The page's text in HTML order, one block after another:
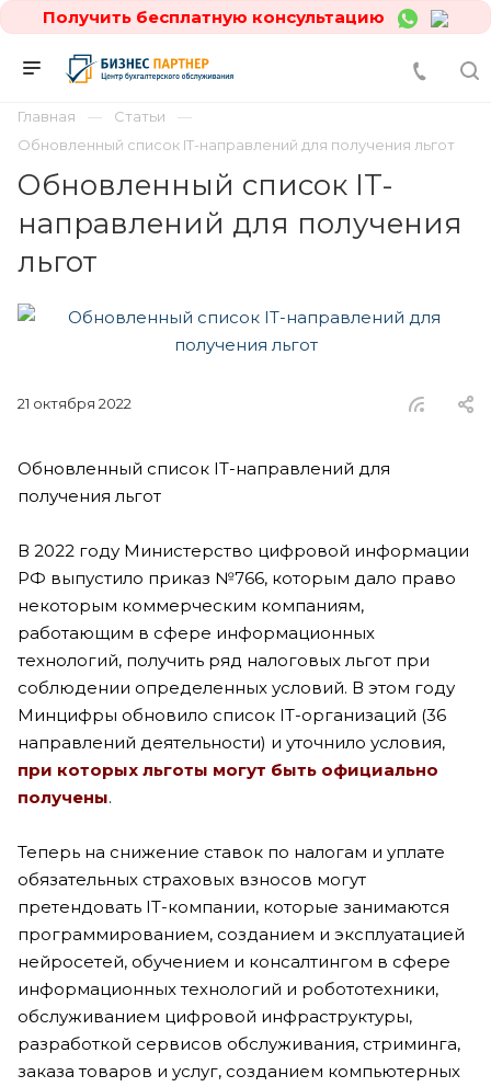
Получить бесплатную консультацию
Главная
Статьи
Обновленный список IT-направлений для получения льгот
Обновленный список IT-
направлений для получения
льгот
21 октября 2022
Обновленный список IT-направлений для
получения льгот
В 2022 году Министерство цифровой информации
РФ выпустило приказ №766, которым дало право
некоторым коммерческим компаниям,
работающим в сфере информационных
технологий, получить ряд налоговых льгот при
соблюдении определенных условий. В этом году
Минцифры обновило список IT-организаций (36
направлений деятельности) и уточнило условия,
при которых льготы могут быть официально
получены.
Теперь на снижение ставок по налогам и уплате
обязательных страховых взносов могут
претендовать IT-компании, которые занимаются
программированием, созданием и эксплуатацией
нейросетей, обучением и консалтингом в сфере
информационных технологий и робототехники,
обслуживанием цифровой инфраструктуры,
разработкой сервисов обслуживания, стриминга,
заказа товаров и услуг, созданием компьютерных